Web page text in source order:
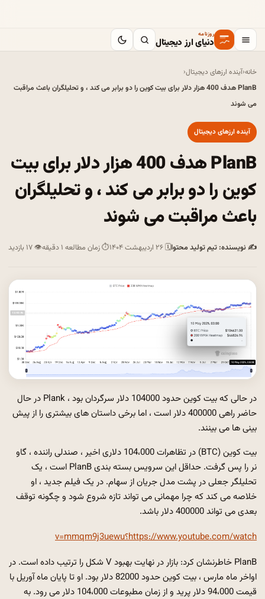
روزنامه
دنیای ارز دیجیتال
خانه‹آینده ارزهای دیجیتال‹
PlanB هدف 400 هزار دلار برای بیت کوین را دو برابر می کند ، و تحلیلگران باعث مراقبت
می شوند
آینده ارزهای دیجیتال
PlanB هدف 400 هزار دلار برای بیت
کوین را دو برابر می کند ، و تحلیلگران
باعث مراقبت می شوند
✍ نویسنده: تیم تولید محتوا🗓 ۲۶ اردیبهشت ۱۴۰۴ ⏱ زمان مطالعه ۱ دقیقه 👁 ۱۷ بازدید
در حالی که بیت کوین حدود 104000 دلار سرگردان بود ، Plank در حال
حاضر راهی 400000 دلار است ، اما برخی داستان های بیشتری را از پیش
بینی ها می بینند.
بیت کوین (BTC) در تظاهرات 104،000 دلاری اخیر ، صندلی راننده ، گاو
نر را پس گرفت. حداقل این سرویس بسته بندی PlanB است ، یک
تحلیلگر جعلی در پشت مدل جریان از سهام. در یک فیلم جدید ، او
خلاصه می کند که چرا مهمانی می تواند تازه شروع شود و چگونه توقف
بعدی می تواند 400000 دلار باشد.
https://www.youtube.com/watch؟v=mmqm9j3uewu
PlanB خاطرنشان کرد: بازار در نهایت بهبود V شکل را ترتیب داده است. در
اواخر ماه مارس ، بیت کوین حدود 82000 دلار بود. او تا پایان ماه آوریل با
قیمت 94،000 دلار پرید و از زمان مطبوعات 104،000 دلار می رود. به